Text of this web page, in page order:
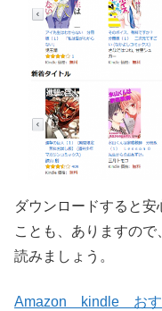
ダウンロードすると
ことも、ありますの
読みましょう。
Amazon kindle おす